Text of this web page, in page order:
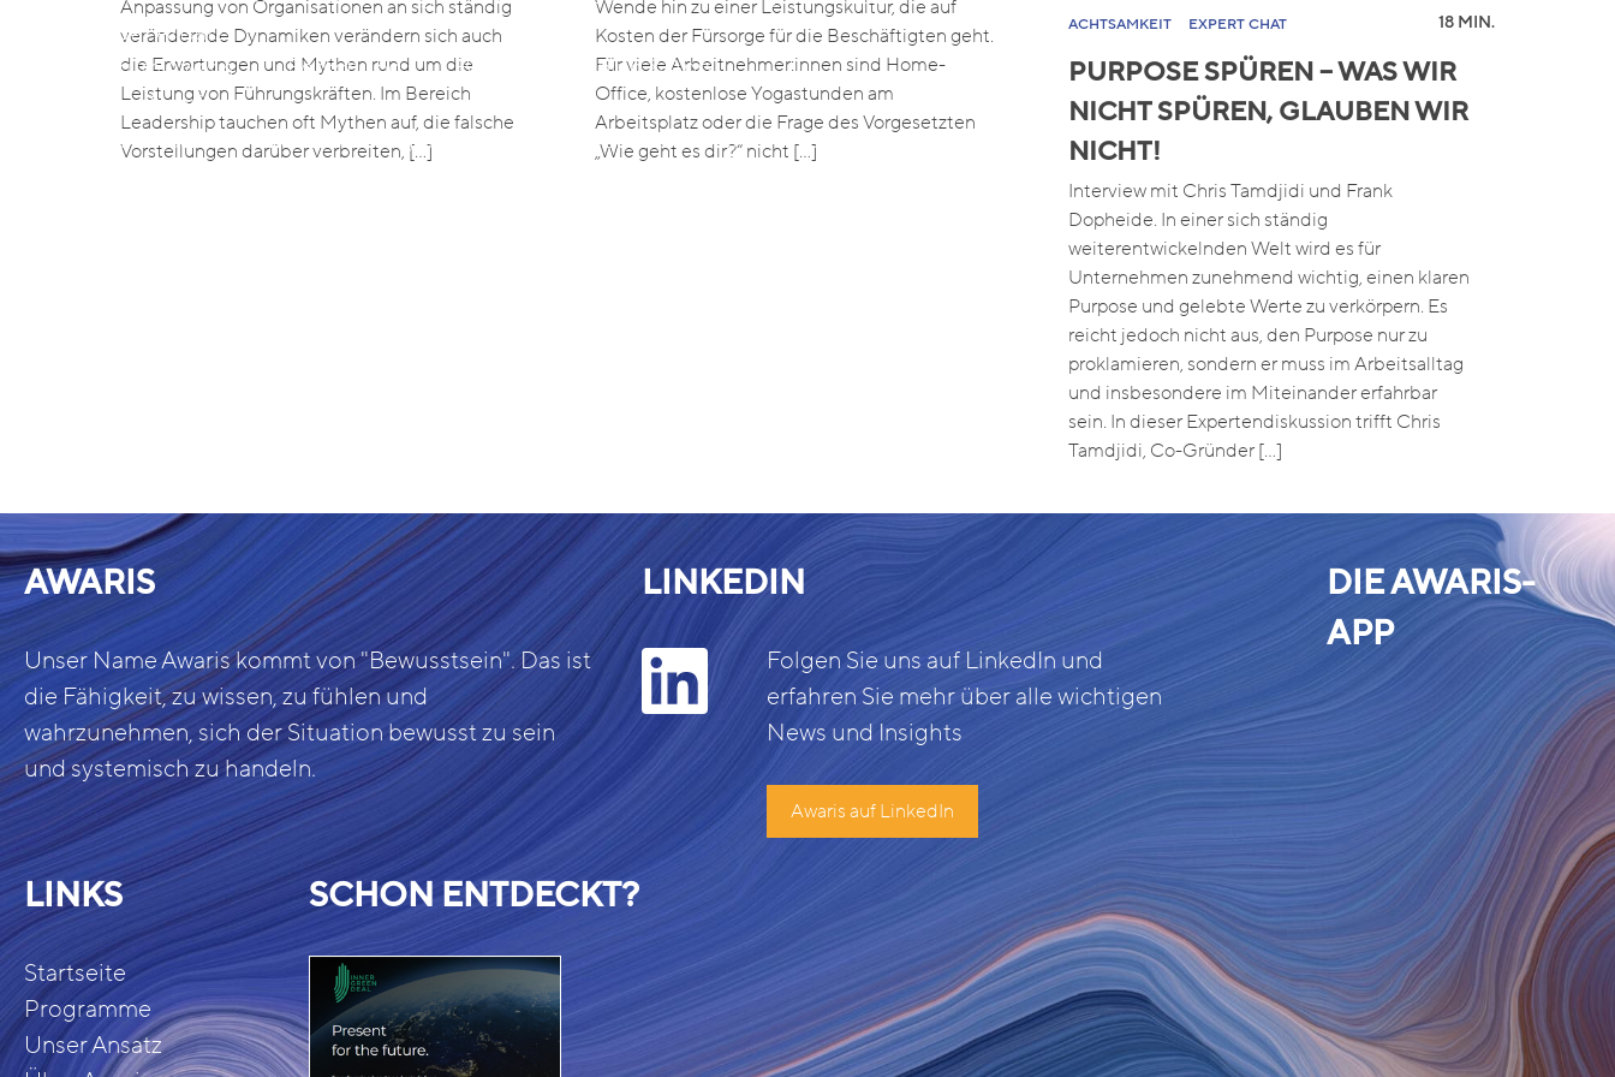
Unser Ansatz
Darum Awaris
Forschung
Blended Learning & App
Über Awaris
Unser Team
Veranstaltungen Case Studies Kontakt
Anpassung von Organisationen an sich ständig
verändernde Dynamiken verändern sich auch
die Erwartungen und Mythen rund um die
Leistung von Führungskräften. Im Bereich
Leadership tauchen oft Mythen auf, die falsche
Vorstellungen darüber verbreiten, […]
Wende hin zu einer Leistungskultur, die auf
Kosten der Fürsorge für die Beschäftigten geht.
Für viele Arbeitnehmer:innen sind Home-
Office, kostenlose Yogastunden am
Arbeitsplatz oder die Frage des Vorgesetzten
„Wie geht es dir?“ nicht […]
ACHTSAMKEIT EXPERT CHAT 18 MIN.
PURPOSE SPÜREN – WAS WIR
NICHT SPÜREN, GLAUBEN WIR
NICHT!
Interview mit Chris Tamdjidi und Frank
Dopheide. In einer sich ständig
weiterentwickelnden Welt wird es für
Unternehmen zunehmend wichtig, einen klaren
Purpose und gelebte Werte zu verkörpern. Es
reicht jedoch nicht aus, den Purpose nur zu
proklamieren, sondern er muss im Arbeitsalltag
und insbesondere im Miteinander erfahrbar
sein. In dieser Expertendiskussion trifft Chris
Tamdjidi, Co-Gründer […]
AWARIS
Unser Name Awaris kommt von "Bewusstsein". Das ist
die Fähigkeit, zu wissen, zu fühlen und
wahrzunehmen, sich der Situation bewusst zu sein
und systemisch zu handeln.
LINKEDIN
Folgen Sie uns auf LinkedIn und
erfahren Sie mehr über alle wichtigen
News und Insights
Awaris auf LinkedIn
LINKS
Startseite
Programme
Unser Ansatz
SCHON ENTDECKT?
DIE AWARIS-
APP